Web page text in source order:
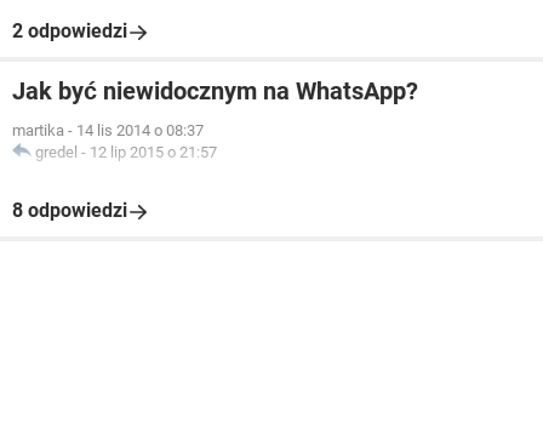
2 odpowiedzi
Jak być niewidocznym na WhatsApp?
martika - 14 lis 2014 o 08:37
gredel - 12 lip 2015 o 21:57
8 odpowiedzi